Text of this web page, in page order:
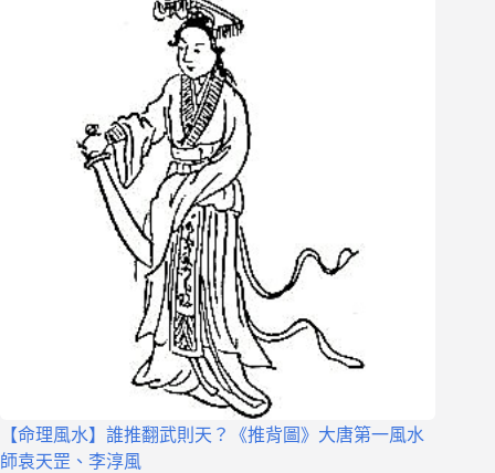
【命理風水】誰推翻武則天？《推背圖》大唐第一風水
師袁天罡、李淳風